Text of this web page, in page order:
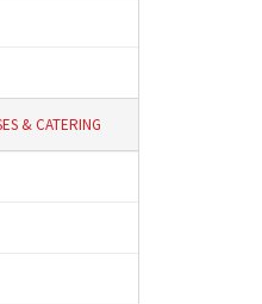
& CATERING